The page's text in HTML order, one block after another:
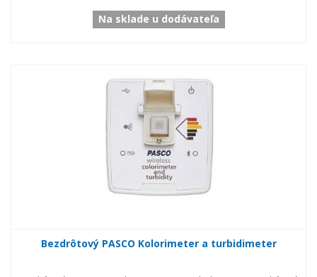
Na sklade u dodávateľa
Bezdrôtový PASCO Kolorimeter a turbidimeter